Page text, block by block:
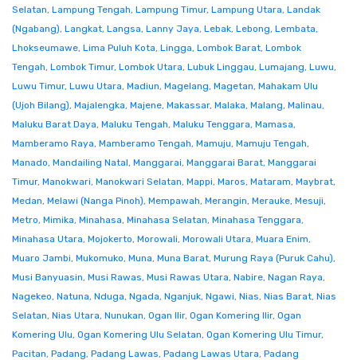
Selatan, Lampung Tengah, Lampung Timur, Lampung Utara, Landak
(Ngabang), Langkat, Langsa, Lanny Jaya, Lebak, Lebong, Lembata,
Lhokseumawe, Lima Puluh Kota, Lingga, Lombok Barat, Lombok
Tengah, Lombok Timur, Lombok Utara, Lubuk Linggau, Lumajang, Luwu,
Luwu Timur, Luwu Utara, Madiun, Magelang, Magetan, Mahakam Ulu
(Ujoh Bilang), Majalengka, Majene, Makassar, Malaka, Malang, Malinau,
Maluku Barat Daya, Maluku Tengah, Maluku Tenggara, Mamasa,
Mamberamo Raya, Mamberamo Tengah, Mamuju, Mamuju Tengah,
Manado, Mandailing Natal, Manggarai, Manggarai Barat, Manggarai
Timur, Manokwari, Manokwari Selatan, Mappi, Maros, Mataram, Maybrat,
Medan, Melawi (Nanga Pinoh), Mempawah, Merangin, Merauke, Mesuji,
Metro, Mimika, Minahasa, Minahasa Selatan, Minahasa Tenggara,
Minahasa Utara, Mojokerto, Morowali, Morowali Utara, Muara Enim,
Muaro Jambi, Mukomuko, Muna, Muna Barat, Murung Raya (Puruk Cahu),
Musi Banyuasin, Musi Rawas, Musi Rawas Utara, Nabire, Nagan Raya,
Nagekeo, Natuna, Nduga, Ngada, Nganjuk, Ngawi, Nias, Nias Barat, Nias
Selatan, Nias Utara, Nunukan, Ogan Ilir, Ogan Komering Ilir, Ogan
Komering Ulu, Ogan Komering Ulu Selatan, Ogan Komering Ulu Timur,
Pacitan, Padang, Padang Lawas, Padang Lawas Utara, Padang